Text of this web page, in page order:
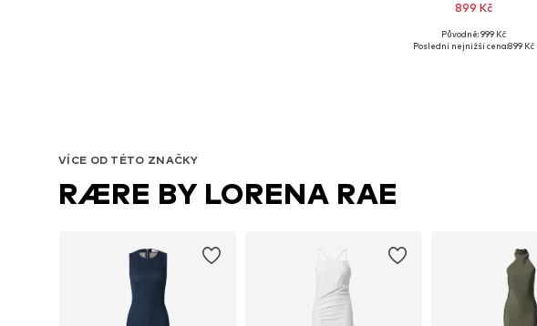
899 Kč
Dostupné velikosti: One Size
Původně: 999 Kč
Poslední nejnižší cena:899 Kč
VÍCE OD TÉTO ZNAČKY
RÆRE BY LORENA RAE